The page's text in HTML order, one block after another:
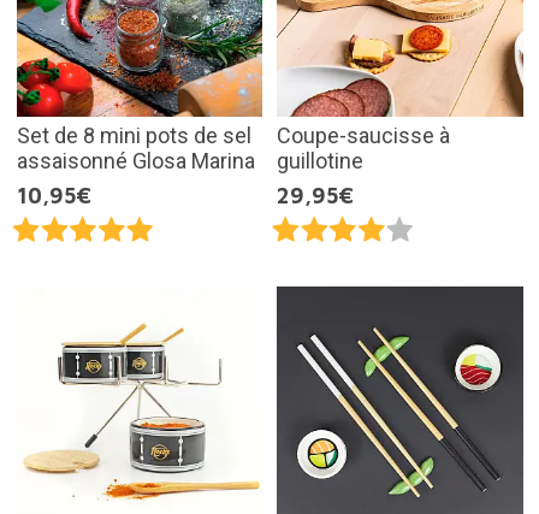
Set de 8 mini pots de sel
assaisonné Glosa Marina
10,95€
Coupe-saucisse à
guillotine
29,95€